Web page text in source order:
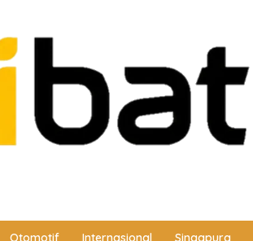
Otomotif Internasional Singapura